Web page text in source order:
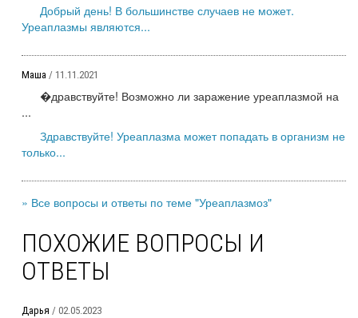
Добрый день! В большинстве случаев не может.
Уреаплазмы являются...
Маша / 11.11.2021
�дравствуйте! Возможно ли заражение уреаплазмой на
...
Здравствуйте! Уреаплазма может попадать в организм не
только...
» Все вопросы и ответы по теме "Уреаплазмоз"
ПОХОЖИЕ ВОПРОСЫ И
ОТВЕТЫ
Дарья / 02.05.2023